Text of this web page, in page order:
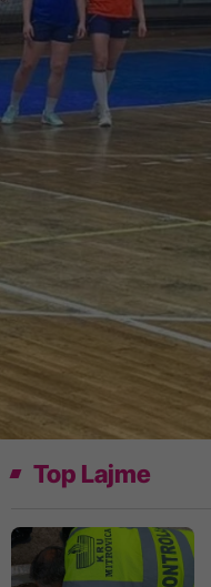
Top Lajme